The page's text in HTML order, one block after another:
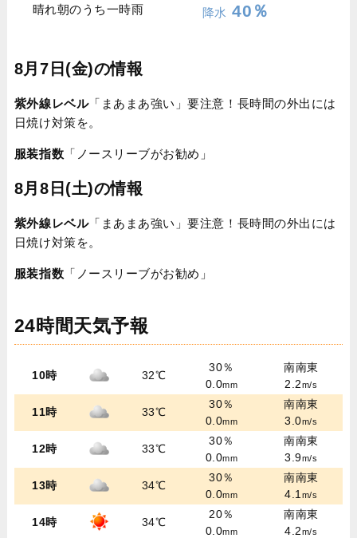
晴れ朝のうち一時雨 降水 40％
8月7日(金)の情報
紫外線レベル「まあまあ強い」要注意！長時間の外出には
日焼け対策を。
服装指数 「ノースリーブがお勧め」
8月8日(土)の情報
紫外線レベル「まあまあ強い」要注意！長時間の外出には
日焼け対策を。
服装指数 「ノースリーブがお勧め」
24時間天気予報
10時 32℃
30％
0.0mm
南南東
2.2m/s
11時 33℃
30％
0.0mm
南南東
3.0m/s
12時 33℃
30％
0.0mm
南南東
3.9m/s
13時 34℃
30％
0.0mm
南南東
4.1m/s
14時 34℃
20％
0.0mm
南南東
4.2m/s